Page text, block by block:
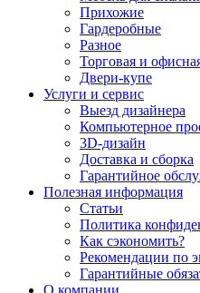
Прихожие
Гардеробные
Разное
Торговая и
Двери-купе
Услуги и сервис
Выезд дизайнера
Компьютерное
3D-дизайн
Доставка и сборка
Гарантийное
Полезная информация
Статьи
Политика
Как сэкономить?
Рекомендации по
Гарантийные
О компании